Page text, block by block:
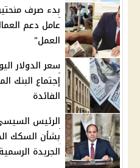
عامل دعم
العمل"
إجتماع البنك
الفائدة
الرئيس
بشأن السكك
الجريدة الرسمية